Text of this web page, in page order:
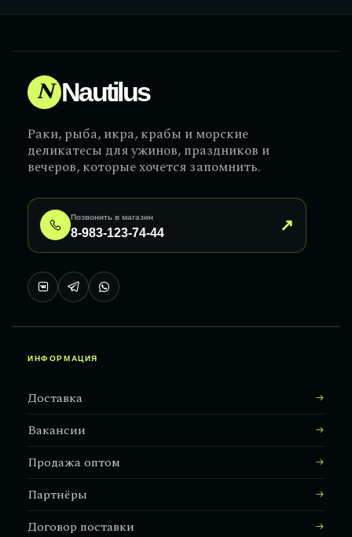
N Nautilus
Раки, рыба, икра, крабы и морские
деликатесы для ужинов, праздников и
вечеров, которые хочется запомнить.
Позвонить в магазин
8-983-123-74-44 ↗
ИНФОРМАЦИЯ
Доставка
Вакансии
Продажа оптом
Партнёры
Договор поставки